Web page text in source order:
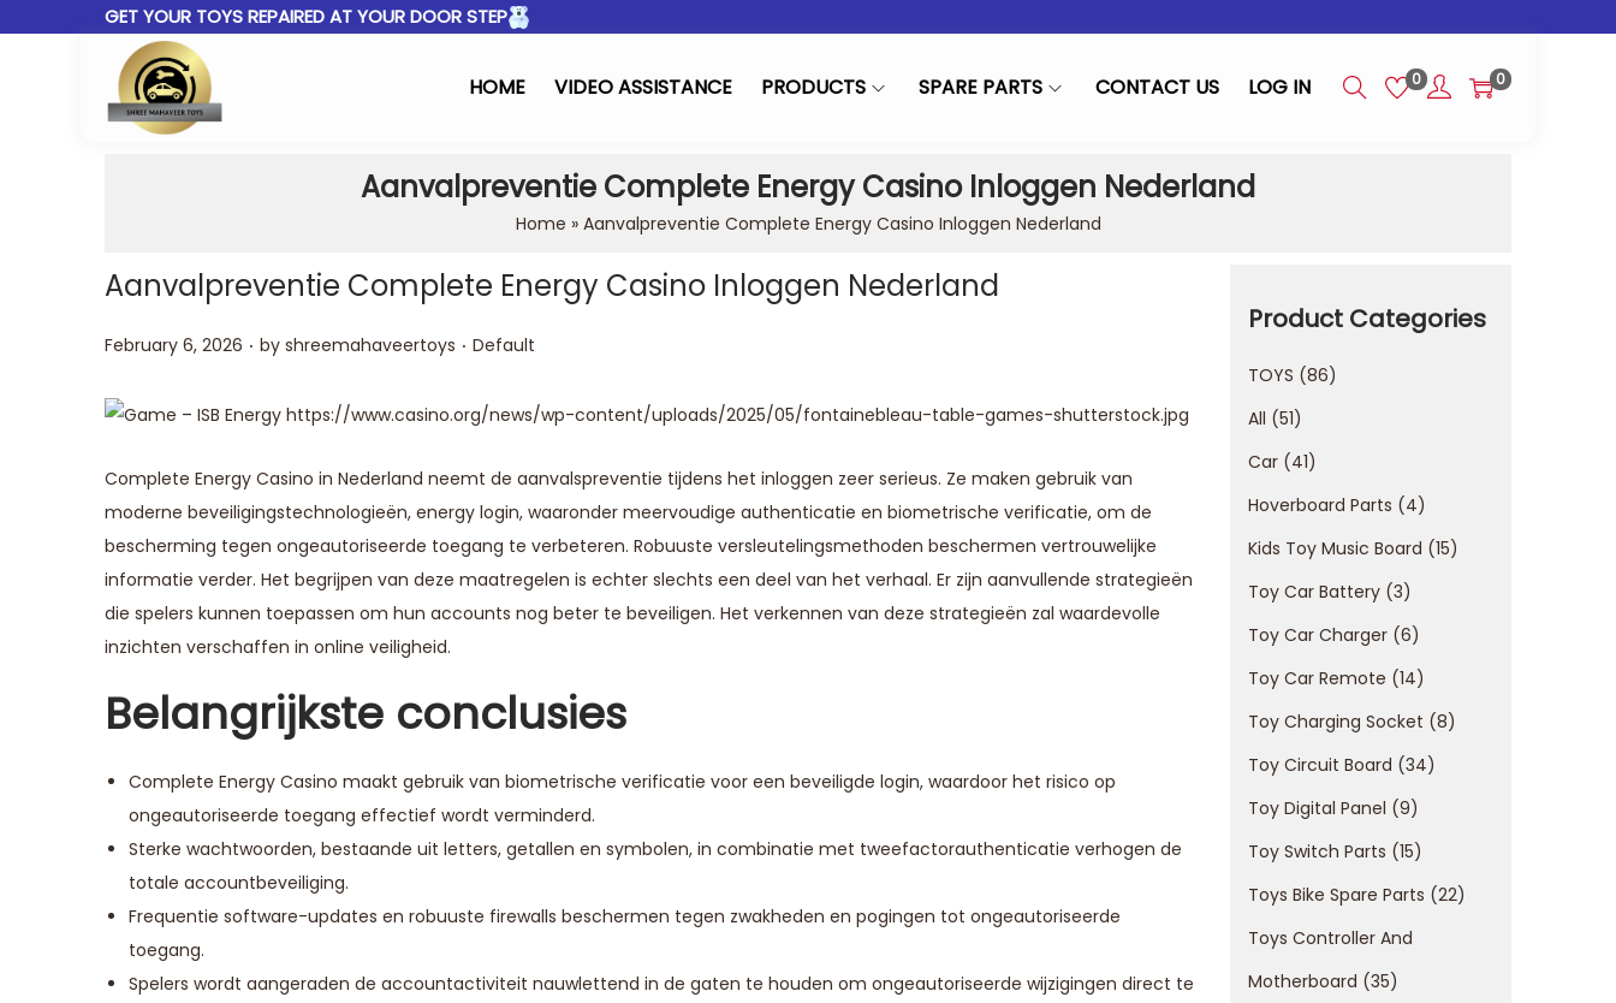
GET YOUR TOYS REPAIRED AT YOUR DOOR STEP
HOME VIDEO ASSISTANCE PRODUCTS SPARE PARTS CONTACT US LOG IN 0 0
Aanvalpreventie Complete Energy Casino Inloggen Nederland
Home » Aanvalpreventie Complete Energy Casino Inloggen Nederland
Aanvalpreventie Complete Energy Casino Inloggen Nederland
Posted on
February 6, 2026 . by shreemahaveertoys . Posted in
Default
Complete Energy Casino in Nederland neemt de aanvalspreventie tijdens het inloggen zeer serieus. Ze maken gebruik van
moderne beveiligingstechnologieën, energy login, waaronder meervoudige authenticatie en biometrische verificatie, om de
bescherming tegen ongeautoriseerde toegang te verbeteren. Robuuste versleutelingsmethoden beschermen vertrouwelijke
informatie verder. Het begrijpen van deze maatregelen is echter slechts een deel van het verhaal. Er zijn aanvullende strategieën
die spelers kunnen toepassen om hun accounts nog beter te beveiligen. Het verkennen van deze strategieën zal waardevolle
inzichten verschaffen in online veiligheid.
Belangrijkste conclusies
Complete Energy Casino maakt gebruik van biometrische verificatie voor een beveiligde login, waardoor het risico op
ongeautoriseerde toegang effectief wordt verminderd.
Sterke wachtwoorden, bestaande uit letters, getallen en symbolen, in combinatie met tweefactorauthenticatie verhogen de
totale accountbeveiliging.
Frequentie software-updates en robuuste firewalls beschermen tegen zwakheden en pogingen tot ongeautoriseerde
toegang.
Spelers wordt aangeraden de accountactiviteit nauwlettend in de gaten te houden om ongeautoriseerde wijzigingen direct te
Product Categories
TOYS 86
All 51
Car 41
Hoverboard Parts
4
Kids Toy Music Board 15
Toy Car Battery 3
Toy Car Charger 6
Toy Car Remote 14
Toy Charging Socket 8
Toy Circuit Board 34
Toy Digital Panel 9
Toy Switch Parts 15
Toys Bike Spare Parts 22
Toys Controller And
Motherboard 35